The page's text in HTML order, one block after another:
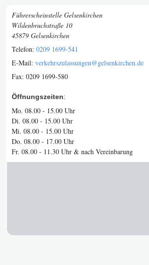
Führerscheinstelle Gelsenkirchen
Wildenbruchstraße 10
45879 Gelsenkirchen
Telefon: 0209 1699-541
E-Mail: verkehrszulassungen@gelsenkirchen.de
Fax: 0209 1699-580
Öffnungszeiten:
Mo. 08.00 - 15.00 Uhr
Di. 08.00 - 15.00 Uhr
Mi. 08.00 - 15.00 Uhr
Do. 08.00 - 17.00 Uhr
Fr. 08.00 - 11.30 Uhr & nach Vereinbarung